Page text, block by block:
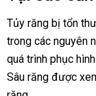
Tủy răng bị tổn
trong các nguyên
quá trình phục
Sâu răng được